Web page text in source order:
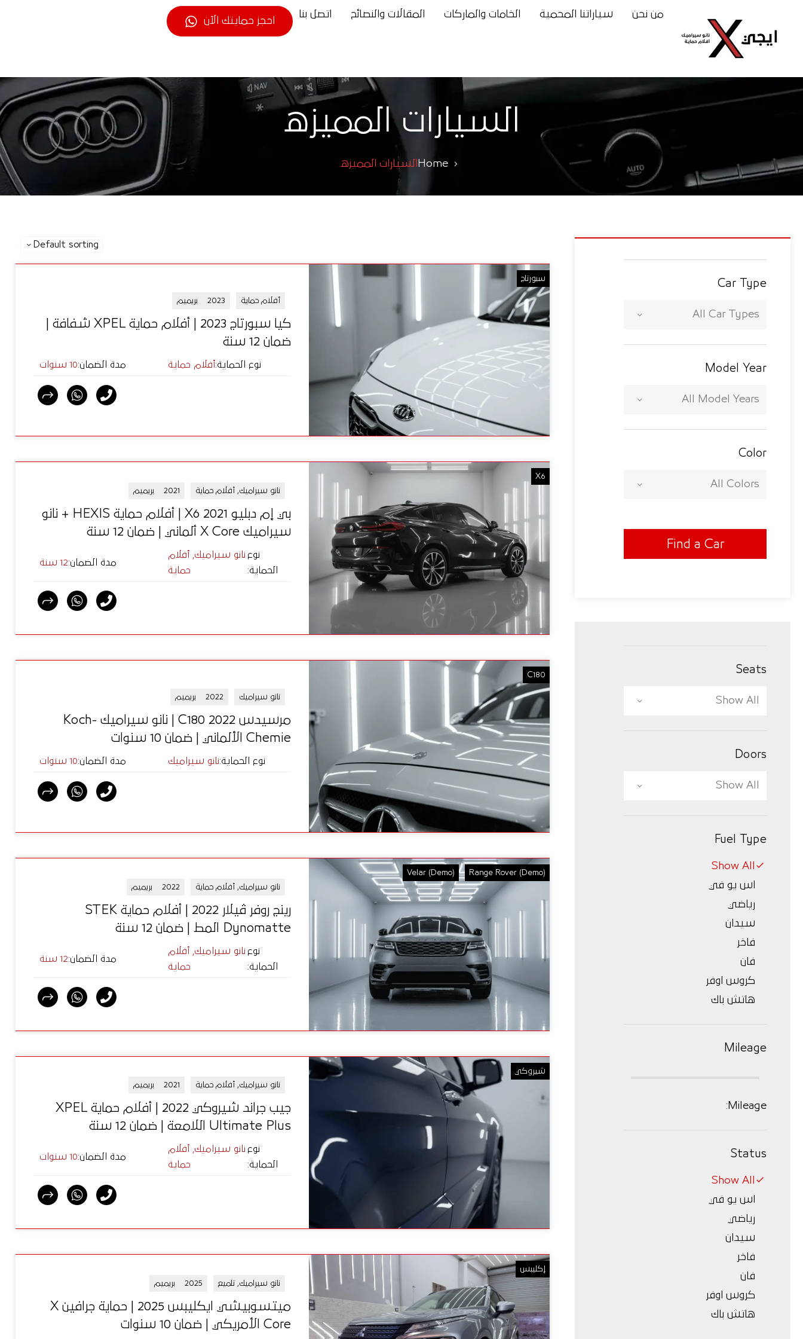
من نحن سياراتنا المحمية الخامات والماركات المقالات والنصائح اتصل بنا
احجز حمايتك الآن
السيارات المميزه
Home السيارات المميزه
Car Type
All Car Types
Model Year
All Model Years
Color
All Colors
Find a Car
Seats
Show All
Doors
Show All
Fuel Type
Show All
اس يو في
رياضي
سيدان
فاخر
فان
كروس اوفر
هاتش باك
Mileage
Mileage:
Status
Show All
اس يو في
رياضي
سيدان
فاخر
فان
كروس اوفر
هاتش باك
Default sorting
سبورتاج
أفلام حماية 2023 بريميم
كيا سبورتاج 2023 | أفلام حماية XPEL شفافة |
ضمان 12 سنة
نوع الحماية:أفلام حماية مدة الضمان:10 سنوات
X6
نانو سيراميك, أفلام حماية
2021 بريميم
بي إم دبليو X6 2021 | أفلام حماية HEXIS + نانو
سيراميك X Core ألماني | ضمان 12 سنة
نوع
الحماية:
نانو سيراميك, أفلام
حماية
مدة الضمان:12 سنة
C180
نانو سيراميك 2022 بريميم
مرسيدس C180 2022 | نانو سيراميك Koch-
Chemie الألماني | ضمان 10 سنوات
نوع الحماية:نانو سيراميك مدة الضمان:10 سنوات
Range Rover (Demo)
Velar (Demo)
نانو سيراميك, أفلام حماية
2022 بريميم
رينج روفر ڤيلار 2022 | أفلام حماية STEK
Dynomatte المط | ضمان 12 سنة
نوع
الحماية:
نانو سيراميك, أفلام
حماية
مدة الضمان:12 سنة
شيروكي
نانو سيراميك, أفلام حماية
2021 بريميم
جيب جراند شيروكي 2022 | أفلام حماية XPEL
Ultimate Plus اللامعة | ضمان 12 سنة
نوع
الحماية:
نانو سيراميك, أفلام
حماية
مدة الضمان:10 سنوات
إكليبس
نانو سيراميك, تلميع
2025 بريميم
ميتسوبيشي ايكليبس 2025 | حماية جرافين X
Core الأمريكي | ضمان 10 سنوات